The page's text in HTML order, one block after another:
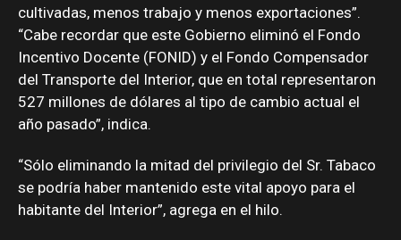
cultivadas, menos trabajo y menos exportaciones”.
“Cabe recordar que este Gobierno eliminó el Fondo
Incentivo Docente (FONID) y el Fondo Compensador
del Transporte del Interior, que en total representaron
527 millones de dólares al tipo de cambio actual el
año pasado”, indica.
“Sólo eliminando la mitad del privilegio del Sr. Tabaco
se podría haber mantenido este vital apoyo para el
habitante del Interior”, agrega en el hilo.